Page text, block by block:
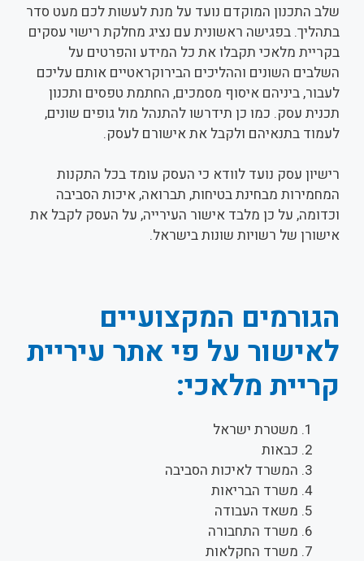
שלב התכנון המוקדם נועד על מנת לעשות לכם מעט סדר
בתהליך. בפגישה ראשונית עם נציג מחלקת רישוי עסקים
בקריית מלאכי תקבלו את כל המידע והפרטים על
השלבים השונים וההליכים הבירוקראטיים אותם עליכם
לעבור, ביניהם איסוף מסמכים, החתמת טפסים ותכנון
תכנית עסק. כמו כן תידרשו להתנהל מול גופים שונים,
לעמוד בתנאיהם ולקבל את אישורם לעסק.
רישיון עסק נועד לוודא כי העסק עומד בכל התקנות
המחמירות מבחינת בטיחות, תברואה, איכות הסביבה
וכדומה, על כן מלבד אישור העירייה, על העסק לקבל את
אישורן של רשויות שונות בישראל.
הגורמים המקצועיים
לאישור על פי אתר עיריית
קריית מלאכי:
משטרת ישראל
כבאות
המשרד לאיכות הסביבה
משרד הבריאות
משאד העבודה
משרד התחבורה
משרד החקלאות